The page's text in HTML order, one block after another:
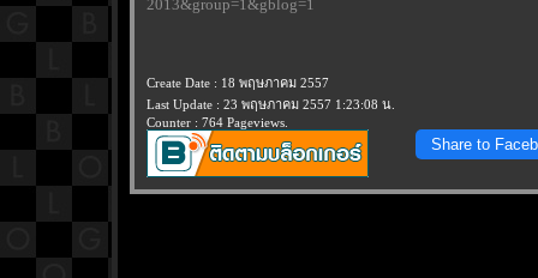
2013&group=1&gblog=1
Create Date : 18 พฤษภาคม 2557
Last Update : 23 พฤษภาคม 2557 1:23:08 น.
Counter : 764 Pageviews.
Share to